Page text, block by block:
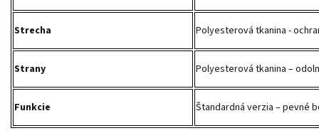
Strecha Polyesterová tkanina -
Strany Polyesterová tkanina –
Funkcie Štandardná verzia – pevné